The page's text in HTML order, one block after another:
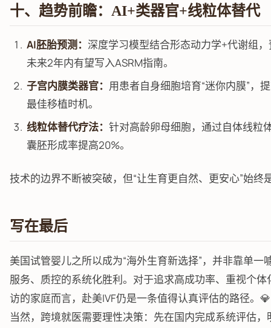
十、趋势前瞻：AI+类器官+线粒体替代
AI胚胎预测： 深度学习模型结合形态动力学+代谢组
未来2年内有望写入ASRM指南。
子宫内膜类器官： 用患者自身细胞培育“迷你内膜”，
最佳移植时机。
线粒体替代疗法： 针对高龄卵母细胞，通过自体线粒
囊胚形成率提高20%。
技术的边界不断被突破，但“让生育更自然、更安心”始终
写在最后
美国试管婴儿之所以成为“海外生育新选择”，并非靠单一
服务、质控的系统化胜利。对于追求高成功率、重视个
访的家庭而言，赴美IVF仍是一条值得认真评估的路径。💎
当然，跨境就医需要理性决策：先在国内完成系统评估